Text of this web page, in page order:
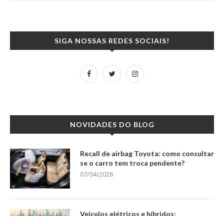
SIGA NOSSAS REDES SOCIAIS!
NOVIDADES DO BLOG
Recall de airbag Toyota: como consultar
se o carro tem troca pendente?
07/04/2026
Veículos elétricos e híbridos: